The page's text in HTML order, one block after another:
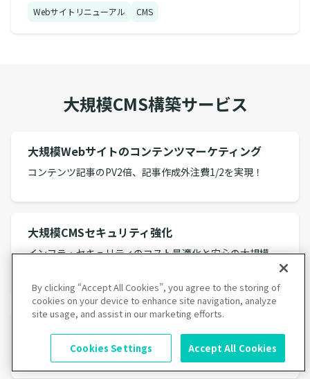
Webサイトリニューアル CMS
大規模CMS構築サービス
大規模Webサイトのコンテンツマーケティング
コンテンツ記事のPV2倍、記事作成外注費1/2を実現！
大規模CMSセキュリティ強化
インフラ・セキュリティのコスト最適化と安心の大規模
Webサイト運用の内製化とガバナンスの担保を実現！
By clicking “Accept All Cookies”, you agree to the storing of
cookies on your device to enhance site navigation, analyze
site usage, and assist in our marketing efforts.
Accept All Cookies
Cookies Settings